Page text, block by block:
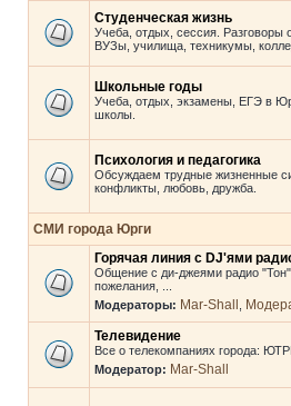
Студенческая жизнь
Учеба, отдых, сессия. Разговоры
ВУЗы, училища, техникумы,
Школьные годы
Учеба, отдых, экзамены, ЕГЭ в
школы.
Психология и педагогика
Обсуждаем трудные жизненные
конфликты, любовь, дружба.
СМИ города Юрги
Горячая линия с DJ'ями
Общение с ди-джеями радио
пожелания, ...
Модераторы: Mar-Shall
Телевидение
Все о телекомпаниях города:
Модератор: Mar-Shall